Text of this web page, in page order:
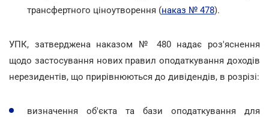
трансфертного ціноутворення (наказ № 478).
УПК, затверджена наказом № 480 надає роз'яснення
щодо застосування нових правил оподаткування доходів
нерезидентів, що прирівнюються до дивідендів, в розрізі:
визначення об'єкта та бази оподаткування для